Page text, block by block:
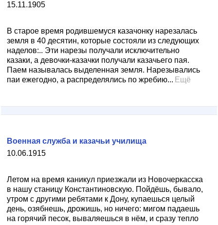
15.11.1905
В старое время родившемуся казачонку нарезалась
земля в 40 десятин, которые состояли из следующих
наделов:.. Эти нарезы получали исключительно
казаки, а девочки-казачки получали казачьего пая.
Паем называлась выделенная земля. Нарезывались
паи ежегодно, а распределялись по жребию... Ещё
10.06.1915
Военная служба и казачьи училища
Летом на время каникул приезжали из Новочеркасска
в нашу станицу Константиновскую. Пойдёшь, бывало,
утром с другими ребятами к Дону, купаешься целый
день, озябнешь, дрожишь, но ничего: мигом падаешь
на горячий песок, вываляешься в нём, и сразу тепло